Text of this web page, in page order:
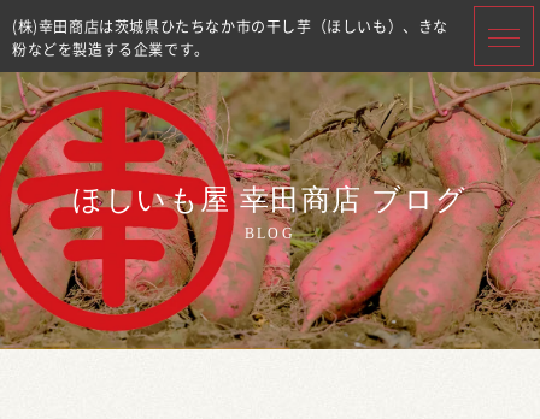
(株)幸田商店は茨城県ひたちなか市の干し芋（ほしいも）、きな
粉などを製造する企業です。
ほしいも屋 幸田商店 ブログ
BLOG